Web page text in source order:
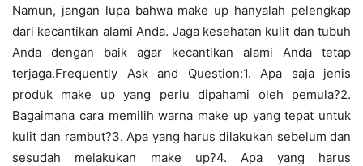
Namun, jangan lupa bahwa make up hanyalah pelengkap
dari kecantikan alami Anda. Jaga kesehatan kulit dan tubuh
Anda dengan baik agar kecantikan alami Anda tetap
terjaga.Frequently Ask and Question:1. Apa saja jenis
produk make up yang perlu dipahami oleh pemula?2.
Bagaimana cara memilih warna make up yang tepat untuk
kulit dan rambut?3. Apa yang harus dilakukan sebelum dan
sesudah melakukan make up?4. Apa yang harus